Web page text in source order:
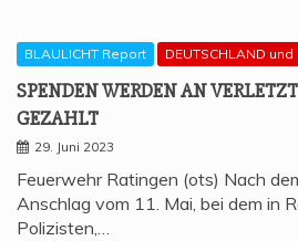
BLAULICHT Report DEUTSCHLAND und
SPEN­DEN WER­DEN AN
GEZAHLT
29. Juni 2023
Feuerwehr Ratingen (ots) Nach
Anschlag vom 11. Mai, bei dem in
Polizisten,…